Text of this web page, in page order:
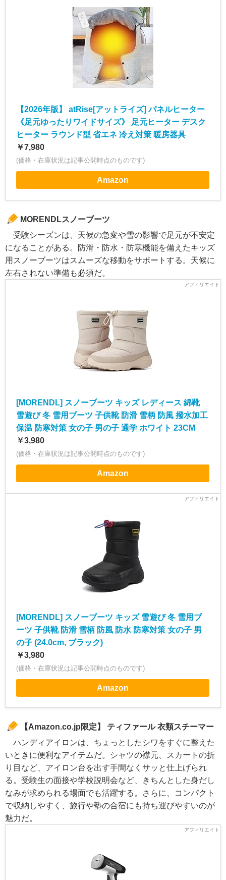
【2026年版】 atRise[アットライズ] パネルヒーター
《足元ゆったりワイドサイズ》 足元ヒーター デスク
ヒーター ラウンド型 省エネ 冷え対策 暖房器具
￥7,980
(価格・在庫状況は記事公開時点のものです)
Amazon
MORENDLスノーブーツ
受験シーズンは、天候の急変や雪の影響で足元が不安定
になることがある。防滑・防水・防寒機能を備えたキッズ
用スノーブーツはスムーズな移動をサポートする。天候に
左右されない準備も必須だ。
[MORENDL] スノーブーツ キッズ レディース 綿靴
雪遊び 冬 雪用ブーツ 子供靴 防滑 雪柄 防風 撥水加工
保温 防寒対策 女の子 男の子 通学 ホワイト 23CM
￥3,980
(価格・在庫状況は記事公開時点のものです)
Amazon
[MORENDL] スノーブーツ キッズ 雪遊び 冬 雪用ブ
ーツ 子供靴 防滑 雪柄 防風 防水 防寒対策 女の子 男
の子 (24.0cm, ブラック)
￥3,980
(価格・在庫状況は記事公開時点のものです)
Amazon
【Amazon.co.jp限定】 ティファール 衣類スチーマー
ハンディアイロンは、ちょっとしたシワをすぐに整えた
いときに便利なアイテムだ。シャツの襟元、スカートの折
り目など、アイロン台を出す手間なくサッと仕上げられ
る。受験生の面接や学校説明会など、きちんとした身だし
なみが求められる場面でも活躍する。さらに、コンパクト
で収納しやすく、旅行や塾の合宿にも持ち運びやすいのが
魅力だ。